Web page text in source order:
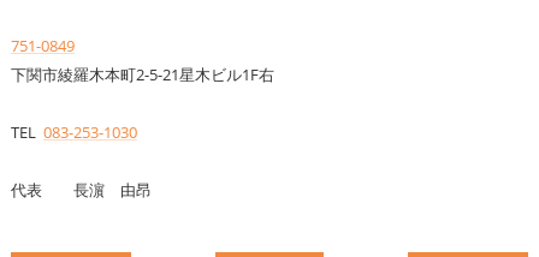
751-0849
下関市綾羅木本町2-5-21星木ビル1F右
TEL 083-253-1030
代表 長濵 由昂